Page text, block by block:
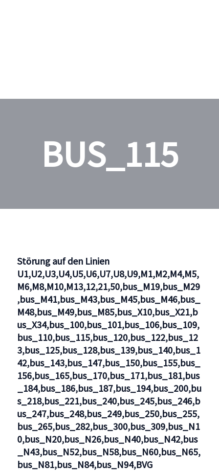
BUS_115
Störung auf den Linien
U1,U2,U3,U4,U5,U6,U7,U8,U9,M1,M2,M4,M5,
M6,M8,M10,M13,12,21,50,bus_M19,bus_M29
,bus_M41,bus_M43,bus_M45,bus_M46,bus_
M48,bus_M49,bus_M85,bus_X10,bus_X21,b
us_X34,bus_100,bus_101,bus_106,bus_109,
bus_110,bus_115,bus_120,bus_122,bus_12
3,bus_125,bus_128,bus_139,bus_140,bus_1
42,bus_143,bus_147,bus_150,bus_155,bus_
156,bus_165,bus_170,bus_171,bus_181,bus
_184,bus_186,bus_187,bus_194,bus_200,bu
s_218,bus_221,bus_240,bus_245,bus_246,b
us_247,bus_248,bus_249,bus_250,bus_255,
bus_265,bus_282,bus_300,bus_309,bus_N1
0,bus_N20,bus_N26,bus_N40,bus_N42,bus
_N43,bus_N52,bus_N58,bus_N60,bus_N65,
bus_N81,bus_N84,bus_N94,BVG